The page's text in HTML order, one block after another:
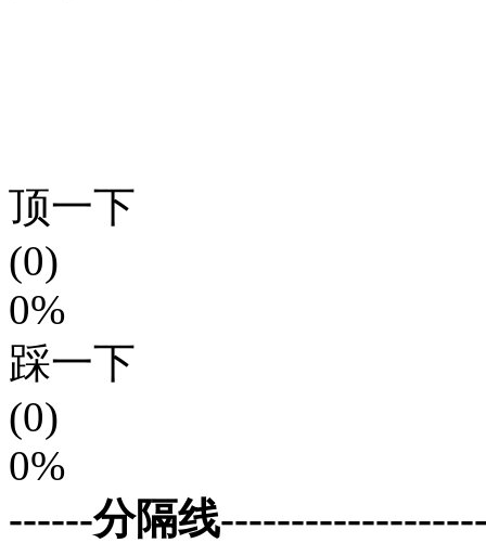
顶一下
(0)
0%
踩一下
(0)
0%
------分隔线